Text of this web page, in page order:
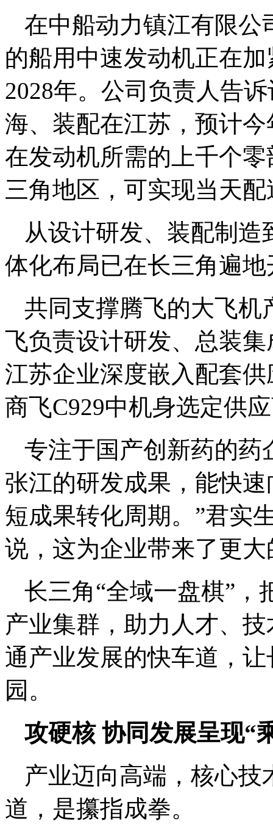
在中船动力镇江有限公
的船用中速发动机正在
2028年。公司负责人告
海、装配在江苏，预计
在发动机所需的上千个
三角地区，可实现当天
从设计研发、装配制
体化布局已在长三角遍地
共同支撑腾飞的大飞机
飞负责设计研发、总装
江苏企业深度嵌入配套
商飞C929中机身选定供
专注于国产创新药的药
张江的研发成果，能快
短成果转化周期。”君实
说，这为企业带来了更
长三角“全域一盘棋”，
产业集群，助力人才、
通产业发展的快车道，
园。
攻硬核 协同发展呈现“
产业迈向高端，核心技
道，是攥指成拳。